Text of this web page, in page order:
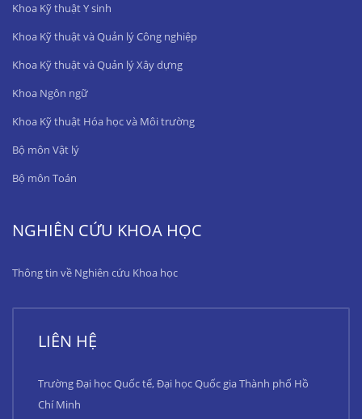
Khoa Kỹ thuật Y sinh
Khoa Kỹ thuật và Quản lý Công nghiệp
Khoa Kỹ thuật và Quản lý Xây dựng
Khoa Ngôn ngữ
Khoa Kỹ thuật Hóa học và Môi trường
Bộ môn Vật lý
Bộ môn Toán
NGHIÊN CỨU KHOA HỌC
Thông tin về Nghiên cứu Khoa học
LIÊN HỆ
Trường Đại học Quốc tế, Đại học Quốc gia Thành phố Hồ
Chí Minh